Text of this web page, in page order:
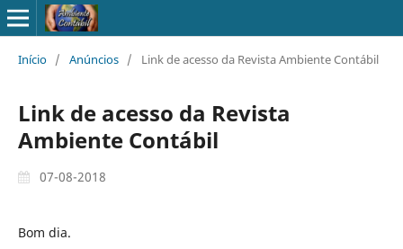
Início / Anúncios / Link de acesso da Revista Ambiente Contábil
Link de acesso da Revista
Ambiente Contábil
07-08-2018
Bom dia.